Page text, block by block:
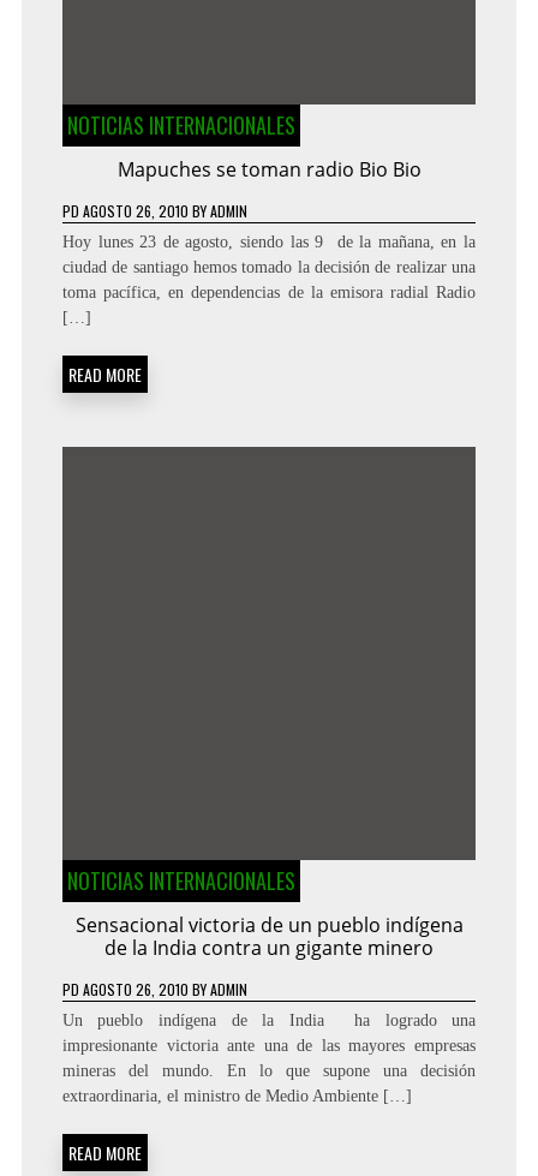
NOTICIAS INTERNACIONALES
Mapuches se toman radio Bio Bio
PD AGOSTO 26, 2010 BYADMIN
Hoy lunes 23 de agosto, siendo las 9 de la mañana, en la
ciudad de santiago hemos tomado la decisión de realizar una
toma pacífica, en dependencias de la emisora radial Radio
[…]
READ MORE
NOTICIAS INTERNACIONALES
Sensacional victoria de un pueblo indígena
de la India contra un gigante minero
PD AGOSTO 26, 2010 BYADMIN
Un pueblo indígena de la India ha logrado una
impresionante victoria ante una de las mayores empresas
mineras del mundo. En lo que supone una decisión
extraordinaria, el ministro de Medio Ambiente […]
READ MORE